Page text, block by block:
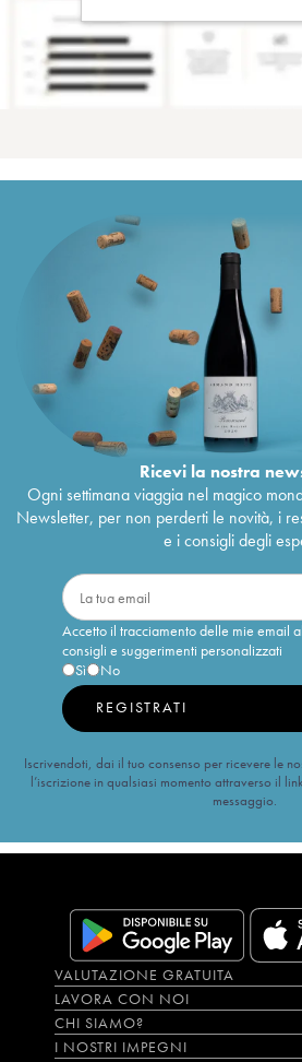
Ricevi la nostra
Ogni settimana viaggia nel magico
Newsletter, per non perderti le novità, i
e i consigli degli
Accetto il tracciamento delle mie email
consigli e suggerimenti personalizzati
Sì
No
REGISTRATI
Iscrivendoti, dai il tuo consenso per ricevere le
l’iscrizione in qualsiasi momento attraverso il
messaggio.
VALUTAZIONE GRATUITA
LAVORA CON NOI
CHI SIAMO?
I NOSTRI IMPEGNI